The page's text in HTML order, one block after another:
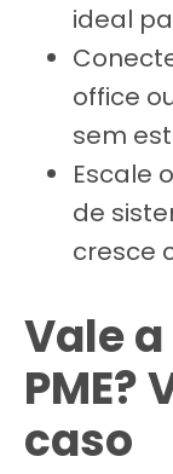
ideal
office
sem
Escale
de
cresce
Vale
PME?
caso